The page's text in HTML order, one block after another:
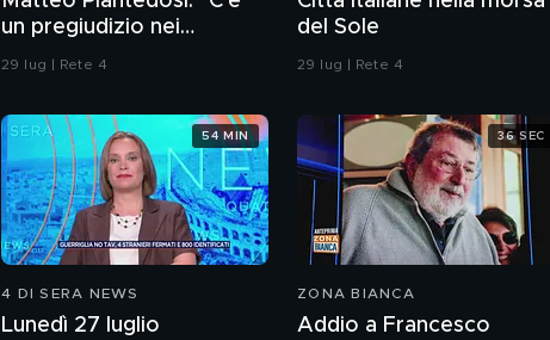
un pregiudizio nei
confronti della polizia"
29 lug | Rete 4
del Sole
29 lug | Rete 4
4 DI SERA NEWS
Lunedì 27 luglio
54 MIN
ZONA BIANCA
Addio a Francesco
36 SEC